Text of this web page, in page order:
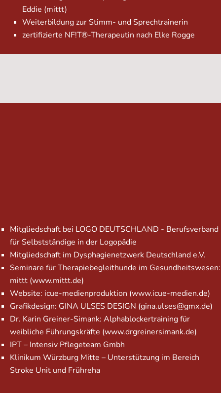
Eddie (mittt)
Weiterbildung zur Stimm- und Sprechtrainerin
zertifizierte NF!T®-Therapeutin nach Elke Rogge
Mitgliedschaft bei LOGO DEUTSCHLAND - Berufsverband
für Selbstständige in der Logopädie
Mitgliedschaft im Dysphagienetzwerk Deutschland e.V.
Seminare für Therapiebegleithunde im Gesundheitswesen:
mittt (www.mittt.de)
Website: icue-medienproduktion (www.icue-medien.de)
Grafikdesign: GINA ULSES DESIGN (gina.ulses@gmx.de)
Dr. Karin Greiner-Simank: Alphablockertraining für
weibliche Führungskräfte (www.drgreinersimank.de)
IPT – Intensiv Pflegeteam Gmbh
Klinikum Würzburg Mitte – Unterstützung im Bereich
Stroke Unit und Frühreha